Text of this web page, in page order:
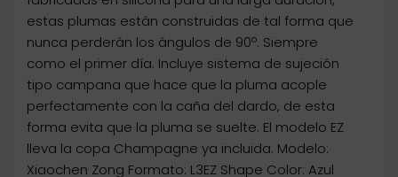
estas plumas están construidas de tal forma que
nunca perderán los ángulos de 90º. Siempre
como el primer día. Incluye sistema de sujeción
tipo campana que hace que la pluma acople
perfectamente con la caña del dardo, de esta
forma evita que la pluma se suelte. El modelo EZ
lleva la copa Champagne ya incluida. Modelo:
Xiaochen Zong Formato: L3EZ Shape Color: Azul